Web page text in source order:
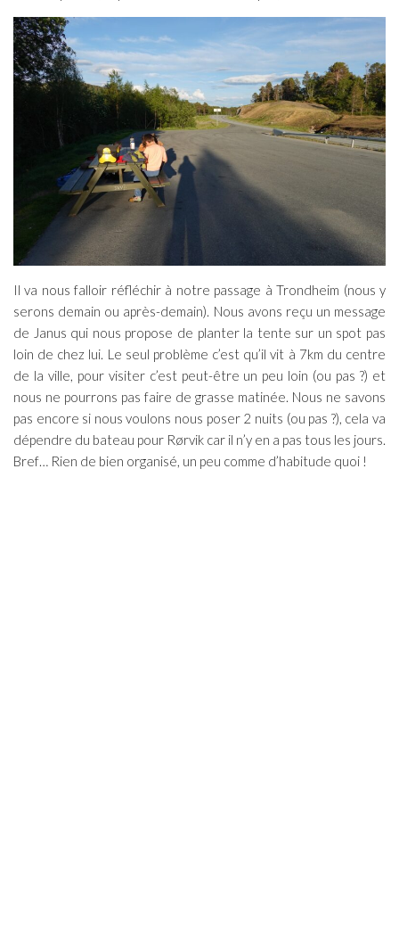
Il va nous falloir réfléchir à notre passage à Trondheim (nous y
serons demain ou après-demain). Nous avons reçu un message
de Janus qui nous propose de planter la tente sur un spot pas
loin de chez lui. Le seul problème c’est qu’il vit à 7km du centre
de la ville, pour visiter c’est peut-être un peu loin (ou pas ?) et
nous ne pourrons pas faire de grasse matinée. Nous ne savons
pas encore si nous voulons nous poser 2 nuits (ou pas ?), cela va
dépendre du bateau pour Rørvik car il n’y en a pas tous les jours.
Bref… Rien de bien organisé, un peu comme d’habitude quoi !